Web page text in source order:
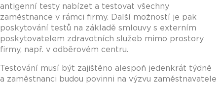
antigenní testy nabízet a testovat všechny
zaměstnance v rámci firmy. Další možností je pak
poskytování testů na základě smlouvy s externím
poskytovatelem zdravotních služeb mimo prostory
firmy, např. v odběrovém centru.
Testování musí být zajištěno alespoň jedenkrát týdně
a zaměstnanci budou povinni na výzvu zaměstnavatele